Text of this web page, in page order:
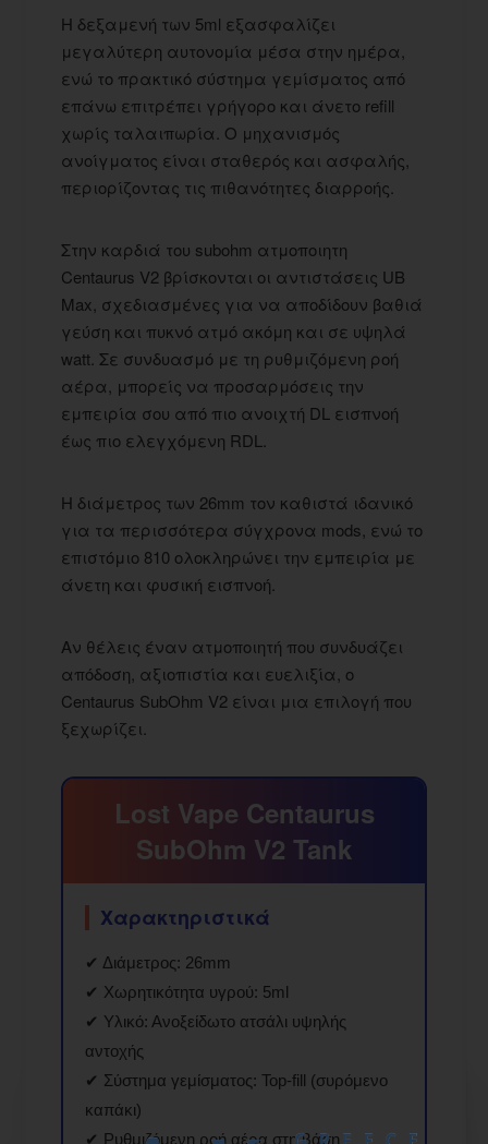
Η δεξαμενή των 5ml εξασφαλίζει
μεγαλύτερη αυτονομία μέσα στην ημέρα,
ενώ το πρακτικό σύστημα γεμίσματος από
επάνω επιτρέπει γρήγορο και άνετο refill
χωρίς ταλαιπωρία. Ο μηχανισμός
ανοίγματος είναι σταθερός και ασφαλής,
περιορίζοντας τις πιθανότητες διαρροής.
Στην καρδιά του subohm ατμοποιητη
Centaurus V2 βρίσκονται οι αντιστάσεις UB
Max, σχεδιασμένες για να αποδίδουν βαθιά
γεύση και πυκνό ατμό ακόμη και σε υψηλά
watt. Σε συνδυασμό με τη ρυθμιζόμενη ροή
αέρα, μπορείς να προσαρμόσεις την
εμπειρία σου από πιο ανοιχτή DL εισπνοή
έως πιο ελεγχόμενη RDL.
Η διάμετρος των 26mm τον καθιστά ιδανικό
για τα περισσότερα σύγχρονα mods, ενώ το
επιστόμιο 810 ολοκληρώνει την εμπειρία με
άνετη και φυσική εισπνοή.
Αν θέλεις έναν ατμοποιητή που συνδυάζει
απόδοση, αξιοπιστία και ευελιξία, ο
Centaurus SubOhm V2 είναι μια επιλογή που
ξεχωρίζει.
Lost Vape Centaurus
SubOhm V2 Tank
Χαρακτηριστικά
✔ Διάμετρος: 26mm
✔ Χωρητικότητα υγρού: 5ml
✔ Υλικό: Ανοξείδωτο ατσάλι υψηλής
αντοχής
✔ Σύστημα γεμίσματος: Top-fill (συρόμενο
καπάκι)
✔ Ρυθμιζόμενη ροή αέρα στη βάση